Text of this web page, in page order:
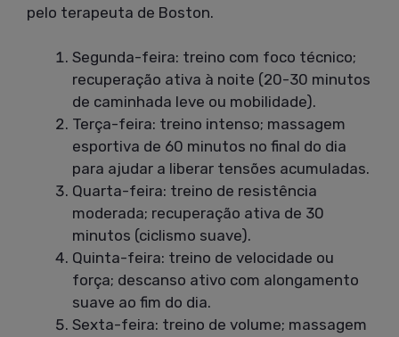
pelo terapeuta de Boston.
Segunda-feira: treino com foco técnico;
recuperação ativa à noite (20-30 minutos
de caminhada leve ou mobilidade).
Terça-feira: treino intenso; massagem
esportiva de 60 minutos no final do dia
para ajudar a liberar tensões acumuladas.
Quarta-feira: treino de resistência
moderada; recuperação ativa de 30
minutos (ciclismo suave).
Quinta-feira: treino de velocidade ou
força; descanso ativo com alongamento
suave ao fim do dia.
Sexta-feira: treino de volume; massagem